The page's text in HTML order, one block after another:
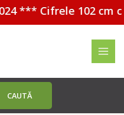
*** Cifrele 102 cm
CAUTĂ